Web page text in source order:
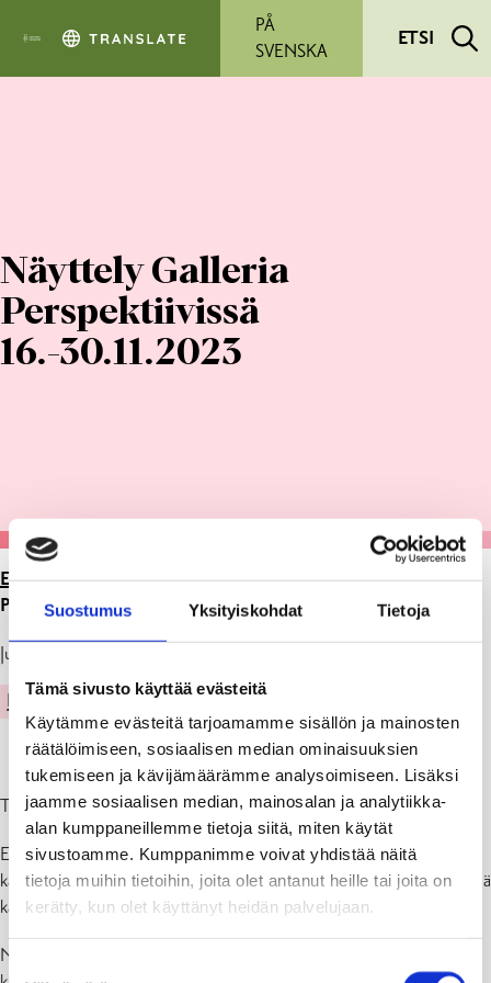
Suostumus Yksityiskohdat Tietoja
Tämä sivusto käyttää evästeitä
Käytämme evästeitä tarjoamamme sisällön ja mainosten
räätälöimiseen, sosiaalisen median ominaisuuksien
tukemiseen ja kävijämäärämme analysoimiseen. Lisäksi
jaamme sosiaalisen median, mainosalan ja analytiikka-
alan kumppaneillemme tietoja siitä, miten käytät
sivustoamme. Kumppanimme voivat yhdistää näitä
tietoja muihin tietoihin, joita olet antanut heille tai joita on
kerätty, kun olet käyttänyt heidän palvelujaan.
PÅ
SVENSKA
ETSI
Näyttely Galleria
Perspektiivissä
16.-30.11.2023
ETUSIVU>ARTIKKELIT>NÄYTTELY GALLERIA
PERSPEKTIIVISSÄ 16.-30.11.2023
Julkaistu: 21.11.23
KULTTUURI
Tammisaari kartalla – näyttely ja YouTube-video
Ekenässällskapet esittää yhteistyössä Länsi-Uudenmaan museon
kanssa näyttelyn Tammisaaren kehityksestä paikkakuntana ja yhteisönä
karttojen avulla 1600-luvulta tähän päivään saakka.
Näyttely, joka pidetään Galleria Perspektiivissä Tammisaaren